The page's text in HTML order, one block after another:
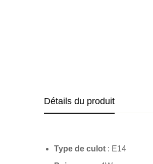
Détails du produit
Type de culot : E14